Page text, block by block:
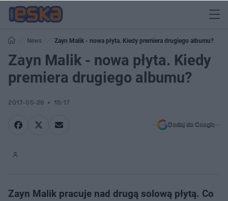
News Zayn Malik - nowa płyta. Kiedy premiera drugiego albumu?
Zayn Malik - nowa płyta. Kiedy
premiera drugiego albumu?
2017-05-29 15:17
Dodaj do Google
Zayn Malik pracuje nad drugą solową płytą. Co